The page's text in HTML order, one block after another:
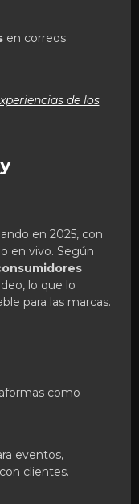
en correos
de los
en 2025, con
en vivo. Según
lo que lo
para las marcas.
como
eventos,
clientes.